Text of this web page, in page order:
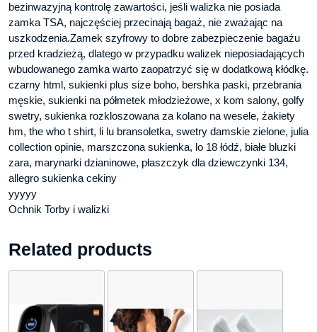
bezinwazyjną kontrolę zawartości, jeśli walizka nie posiada
zamka TSA, najczęściej przecinają bagaż, nie zważając na
uszkodzenia.Zamek szyfrowy to dobre zabezpieczenie bagażu
przed kradzieżą, dlatego w przypadku walizek nieposiadających
wbudowanego zamka warto zaopatrzyć się w dodatkową kłódkę.
czarny html, sukienki plus size boho, bershka paski, przebrania
męskie, sukienki na półmetek młodzieżowe, x kom salony, golfy
swetry, sukienka rozkloszowana za kolano na wesele, żakiety
hm, the who t shirt, li lu bransoletka, swetry damskie zielone, julia
collection opinie, marszczona sukienka, lo 18 łódź, białe bluzki
zara, marynarki dzianinowe, płaszczyk dla dziewczynki 134,
allegro sukienka cekiny
yyyyy
Ochnik Torby i walizki
Related products